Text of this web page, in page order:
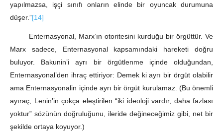
yapılmazsa, işçi sınıfı onların elinde bir oyuncak durumuna
düşer.”[14]
Enternasyonal, Marx’ın otoritesini kurduğu bir örgüttür. Ve
Marx sadece, Enternasyonal kapsamındaki hareketi doğru
buluyor. Bakunin’i ayrı bir örgütlenme içinde olduğundan,
Enternasyonal’den ihraç ettiriyor: Demek ki ayrı bir örgüt olabilir
ama Enternasyonalin içinde ayrı bir örgüt kurulamaz. (Bu önemli
ayıraç, Lenin’in çokça eleştirilen “iki ideoloji vardır, daha fazlası
yoktur” sözünün doğruluğunu, ileride değineceğimiz gibi, net bir
şekilde ortaya koyuyor.)